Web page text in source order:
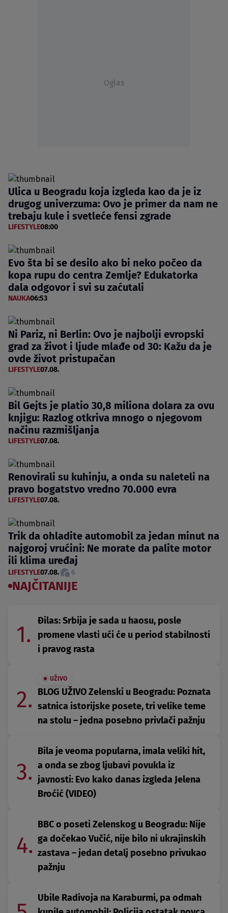
Oglas
Ulica u Beogradu koja izgleda kao da je iz
drugog univerzuma: Ovo je primer da nam ne
trebaju kule i svetleće fensi zgrade
LIFESTYLE08:00
Evo šta bi se desilo ako bi neko počeo da
kopa rupu do centra Zemlje? Edukatorka
dala odgovor i svi su zaćutali
NAUKA06:53
Ni Pariz, ni Berlin: Ovo je najbolji evropski
grad za život i ljude mlađe od 30: Kažu da je
ovde život pristupačan
LIFESTYLE07.08.
Bil Gejts je platio 30,8 miliona dolara za ovu
knjigu: Razlog otkriva mnogo o njegovom
načinu razmišljanja
LIFESTYLE07.08.
Renovirali su kuhinju, a onda su naleteli na
pravo bogatstvo vredno 70.000 evra
LIFESTYLE07.08.
Trik da ohladite automobil za jedan minut na
najgoroj vrućini: Ne morate da palite motor
ili klima uređaj
LIFESTYLE07.08. 6
NAJČITANIJE
1.
Đilas: Srbija je sada u haosu, posle
promene vlasti ući će u period stabilnosti
i pravog rasta
2.
UŽIVO
BLOG UŽIVO Zelenski u Beogradu: Poznata
satnica istorijske posete, tri velike teme
na stolu – jedna posebno privlači pažnju
3.
Bila je veoma popularna, imala veliki hit,
a onda se zbog ljubavi povukla iz
javnosti: Evo kako danas izgleda Jelena
Broćić (VIDEO)
4.
BBC o poseti Zelenskog u Beogradu: Nije
ga dočekao Vučić, nije bilo ni ukrajinskih
zastava – jedan detalj posebno privukao
pažnju
Ubile Radivoja na Karaburmi, pa odmah